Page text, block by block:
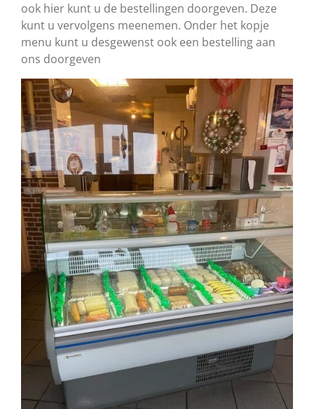
ook hier kunt u de bestellingen doorgeven. Deze
kunt u vervolgens meenemen. Onder het kopje
menu kunt u desgewenst ook een bestelling aan
ons doorgeven